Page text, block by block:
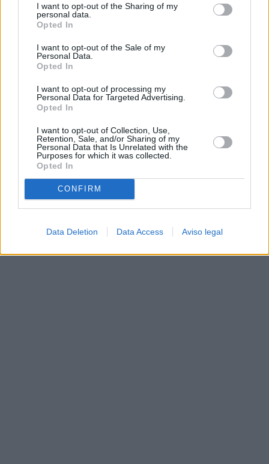
de su consentimiento, pero usted tiene el derecho de
rechazar tal procesamiento. Sus preferencias se aplicarán
cualquier momento entrando de nuevo en este sitio web o
visitando nuestra política de privacidad.
I want to opt-out of the Sharing of my
personal data.
Opted In
I want to opt-out of the Sale of my
Personal Data.
Opted In
I want to opt-out of processing my
Personal Data for Targeted Advertising.
Opted In
I want to opt-out of Collection, Use,
Retention, Sale, and/or Sharing of my
Personal Data that Is Unrelated with the
Purposes for which it was collected.
Opted In
CONFIRM
Data Deletion Data Access Aviso legal